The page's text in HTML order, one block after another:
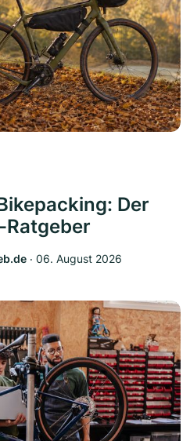
Der
‧ 06. August 2026